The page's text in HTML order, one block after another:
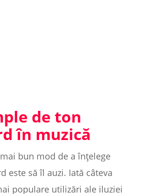
de ton
în muzică
bun mod de a înțelege
este să îl auzi. Iată câteva
populare utilizări ale iluziei